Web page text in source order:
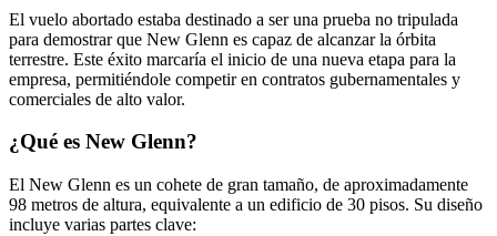
El vuelo abortado estaba destinado a ser una prueba no tripulada
para demostrar que New Glenn es capaz de alcanzar la órbita
terrestre. Este éxito marcaría el inicio de una nueva etapa para la
empresa, permitiéndole competir en contratos gubernamentales y
comerciales de alto valor.
¿Qué es New Glenn?
El New Glenn es un cohete de gran tamaño, de aproximadamente
98 metros de altura, equivalente a un edificio de 30 pisos. Su diseño
incluye varias partes clave: